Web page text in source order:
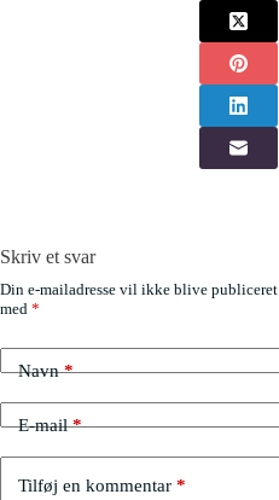
Skriv et svar
Din e-mailadresse vil ikke blive publiceret.
med *
Navn*
E-mail*
Tilføj en kommentar *